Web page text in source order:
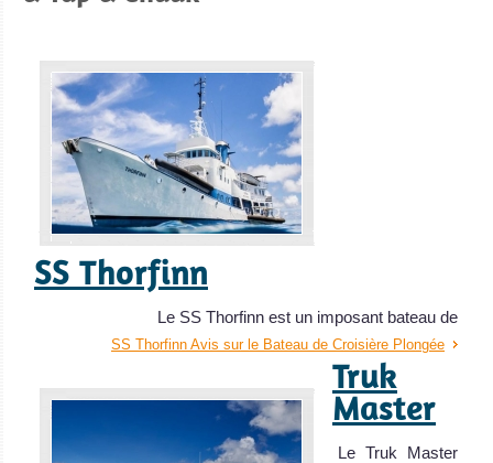
SS Thorfinn
Le SS Thorfinn est un imposant bateau de
SS Thorfinn Avis sur le Bateau de Croisière Plongée
Truk
Master
Le Truk Master